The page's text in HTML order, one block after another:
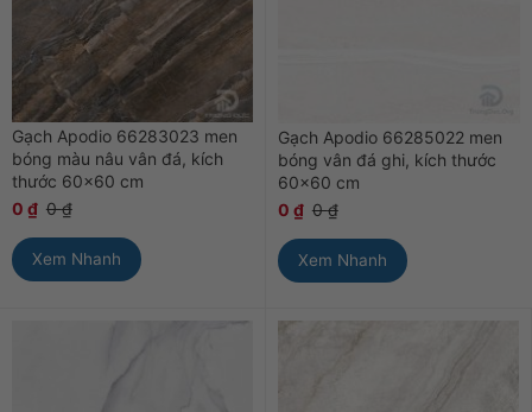
Gạch Apodio 66283023 men
bóng màu nâu vân đá, kích
thước 60×60 cm
0 ₫ 0₫
Xem Nhanh
Gạch Apodio 66285022 men
bóng vân đá ghi, kích thước
60×60 cm
0 ₫ 0₫
Xem Nhanh